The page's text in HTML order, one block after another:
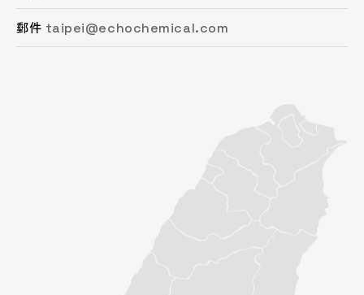
郵件 taipei@echochemical.com
郵件 chungli@echochemical.com
郵件 miaoli@echochemical.com
郵件 taichung@echochemical.com
郵件 tainan@echochemical.com
郵件 kaohsiung@echochemical.com